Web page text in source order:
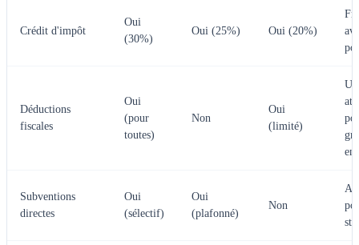
Crédit d'impôt
Oui
(30%)
Oui (25%) Oui (20%)
Déductions
fiscales
Oui
(pour
toutes)
Non
Oui
(limité)
Subventions
directes
Oui
(sélectif)
Oui
(plafonné)
Non